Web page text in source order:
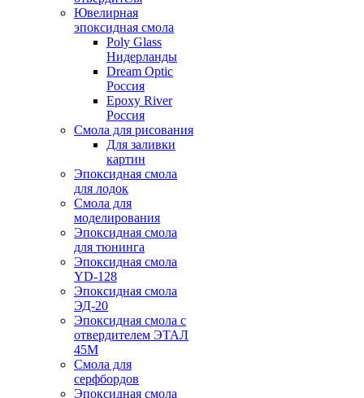
Ювелирная
эпоксидная смола
Poly Glass
Нидерланды
Dream Optic
Россия
Epoxy River
Россия
Смола для рисования
Для заливки
картин
Эпоксидная смола
для лодок
Смола для
моделирования
Эпоксидная смола
для тюнинга
Эпоксидная смола
YD-128
Эпоксидная смола
ЭД-20
Эпоксидная смола с
отвердителем ЭТАЛ
45М
Смола для
серфбордов
Эпоксидная смола